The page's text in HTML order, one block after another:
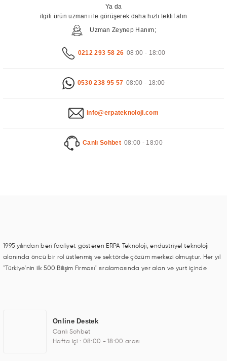
Ya da
ilgili ürün uzmanı ile görüşerek daha hızlı teklif alın
Uzman Zeynep Hanım;
0212 293 58 26 08:00 - 18:00
0530 238 95 57 08:00 - 18:00
info@erpateknoloji.com
Canlı Sohbet 08:00 - 18:00
1995 yılından beri faaliyet gösteren ERPA Teknoloji, endüstriyel teknoloji
alanında öncü bir rol üstlenmiş ve sektörde çözüm merkezi olmuştur. Her yıl
"Türkiye'nin ilk 500 Bilişim Firması" sıralamasında yer alan ve yurt içinde
markası altında kendi ürettiği ürünlerde kullanmıştır. Günümüzde TOCHI;
videowall, digital signage, kiosk, totem, akıllı durak ekranı, araç içi ekran,
asansör ekranı, digital menüboard, marin ekran, medikal ekran, savunma
Online Destek
Canlı Sohbet
Hafta içi : 08:00 - 18:00 arası